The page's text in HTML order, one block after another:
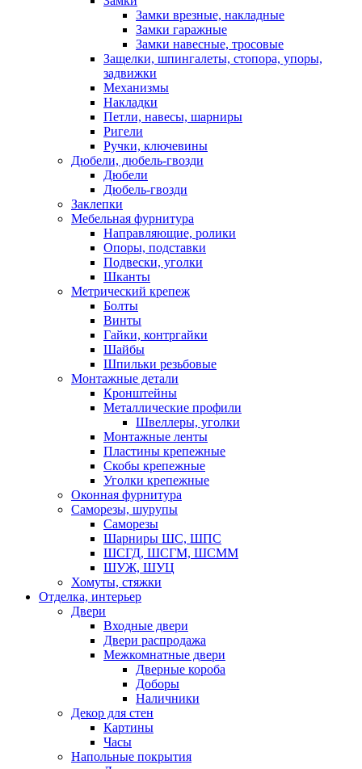
Замки врезные, накладные
Замки гаражные
Замки навесные, тросовые
Защелки, шпингалеты, стопора, упоры,
задвижки
Механизмы
Накладки
Петли, навесы, шарниры
Ригели
Ручки, ключевины
Дюбели, дюбель-гвозди
Дюбели
Дюбель-гвозди
Заклепки
Мебельная фурнитура
Направляющие, ролики
Опоры, подставки
Подвески, уголки
Шканты
Метрический крепеж
Болты
Винты
Гайки, контргайки
Шайбы
Шпильки резьбовые
Монтажные детали
Кронштейны
Металлические профили
Швеллеры, уголки
Монтажные ленты
Пластины крепежные
Скобы крепежные
Уголки крепежные
Оконная фурнитура
Саморезы, шурупы
Саморезы
Шарниры ШС, ШПС
ШСГД, ШСГМ, ШСММ
ШУЖ, ШУЦ
Хомуты, стяжки
Отделка, интерьер
Двери
Входные двери
Двери распродажа
Межкомнатные двери
Дверные короба
Доборы
Наличники
Декор для стен
Картины
Часы
Напольные покрытия